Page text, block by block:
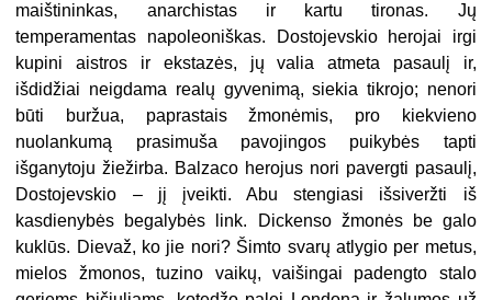
maištininkas, anarchistas ir kartu tironas. Jų
temperamentas napoleoniškas. Dostojevskio herojai irgi
kupini aistros ir ekstazės, jų valia atmeta pasaulį ir,
išdidžiai neigdama realų gyvenimą, siekia tikrojo; nenori
būti buržua, paprastais žmonėmis, pro kiekvieno
nuolankumą prasimuša pavojingos puikybės tapti
išganytoju žiežirba. Balzaco herojus nori pavergti pasaulį,
Dostojevskio – jį įveikti. Abu stengiasi išsiveržti iš
kasdienybės begalybės link. Dickenso žmonės be galo
kuklūs. Dievaž, ko jie nori? Šimto svarų atlygio per metus,
mielos žmonos, tuzino vaikų, vaišingai padengto stalo